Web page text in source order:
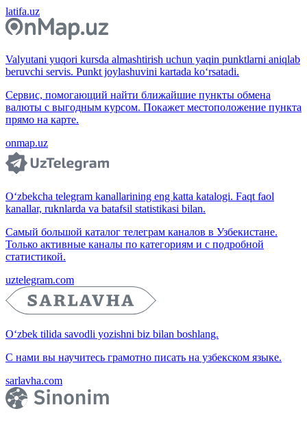
latifa.uz
Valyutani yuqori kursda almashtirish uchun yaqin punktlarni aniqlab
beruvchi servis. Punkt joylashuvini kartada ko‘rsatadi.
Сервис, помогающий найти ближайшие пункты обмена
валюты с выгодным курсом. Покажет местоположение пункта
прямо на карте.
onmap.uz
O‘zbekcha telegram kanallarining eng katta katalogi. Faqt faol
kanallar, ruknlarda va batafsil statistikasi bilan.
Самый большой каталог телеграм каналов в Узбекистане.
Только активные каналы по категориям и с подробной
статистикой.
uztelegram.com
O‘zbek tilida savodli yozishni biz bilan boshlang.
С нами вы научитесь грамотно писать на узбекском языке.
sarlavha.com